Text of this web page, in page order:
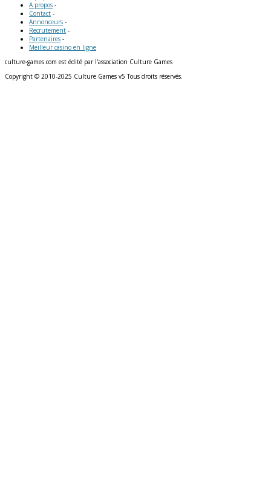
A propos -
Contact -
Annonceurs -
Recrutement -
Partenaires -
Meilleur casino en ligne
culture-games.com est édité par l'association Culture Games
Copyright © 2010-2025 Culture Games v5 Tous droits réservés.